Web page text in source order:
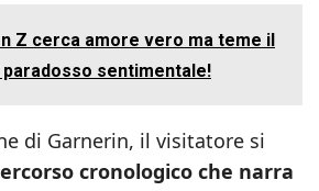
Z cerca amore vero ma teme il
sentimentale!
di Garnerin, il visitatore si
cronologico che narra